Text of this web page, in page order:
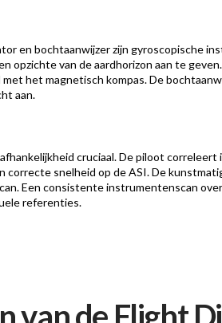
en bochtaanwijzer zijn gyroscopische
opzichte van de aardhorizon aan te
het magnetisch kompas. De
aan.
cruciaal. De piloot
correcte snelheid op de ASI. De
Een consistente instrumentenscan
referenties.